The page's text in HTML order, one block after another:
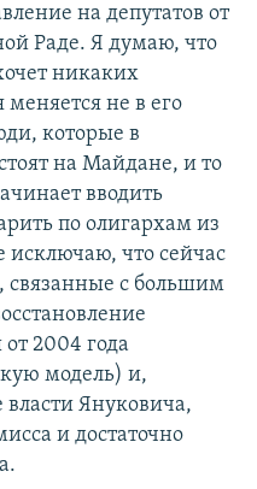
на депутатов от
Раде. Я думаю, что
никаких
не в его
которые в
на Майдане, и то
вводить
по олигархам из
что сейчас
связанные с большим
2004 года
модель) и,
власти Януковича,
и достаточно